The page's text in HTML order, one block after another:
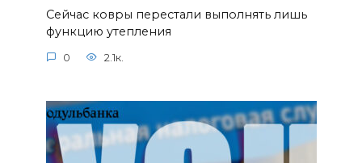
Сейчас ковры перестали выполнять лишь
функцию утепления
0 2.1к.